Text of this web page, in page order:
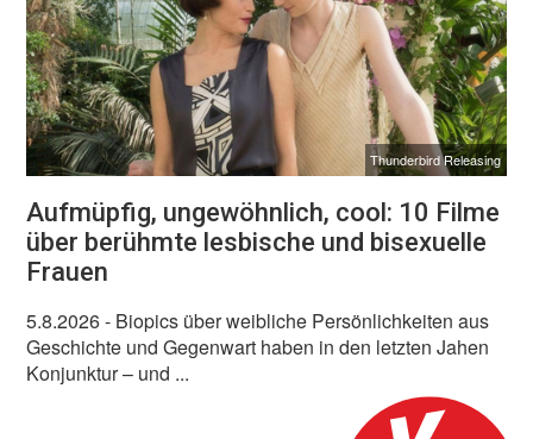
Thunderbird Releasing
Aufmüpfig, ungewöhnlich, cool: 10 Filme
über berühmte lesbische und bisexuelle
Frauen
5.8.2026- Biopics über weibliche Persönlichkeiten aus
Geschichte und Gegenwart haben in den letzten Jahen
Konjunktur – und ...